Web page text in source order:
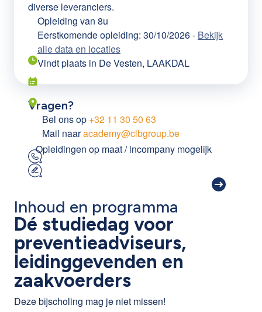
diverse leveranciers.
Opleiding van 8u
Eerstkomende opleiding: 30/10/2026- Bekijk
alle data en locaties
Vindt plaats in De Vesten, LAAKDAL
Vragen?
Bel ons op +32 11 30 50 63
Mail naaracademy@clbgroup.be
Opleidingen op maat / incompany mogelijk
Inhoud en programma
Dé studiedag voor
preventieadviseurs,
leidinggevenden en
zaakvoerders
Deze bijscholing mag je niet missen!